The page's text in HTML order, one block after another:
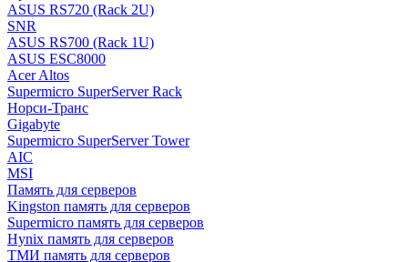
ASUS RS720 (Rack 2U)
SNR
ASUS RS700 (Rack 1U)
ASUS ESC8000
Acer Altos
Supermicro SuperServer Rack
Норси-Транс
Gigabyte
Supermicro SuperServer Tower
AIC
MSI
Память для серверов
Kingston память для серверов
Supermicro память для серверов
Hynix память для серверов
ТМИ память для серверов